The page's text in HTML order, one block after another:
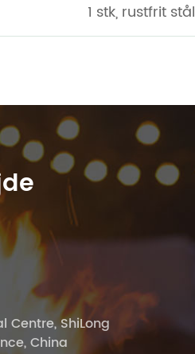
1 stk, rustfrit stål
Centre, ShiLong
China